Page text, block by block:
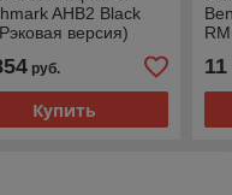
AHB2 Black
версия)
руб.
Купить